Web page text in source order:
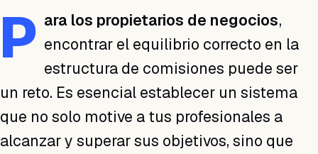
P ara los propietarios de negocios,
encontrar el equilibrio correcto en la
estructura de comisiones puede ser
un reto. Es esencial establecer un sistema
que no solo motive a tus profesionales a
alcanzar y superar sus objetivos, sino que